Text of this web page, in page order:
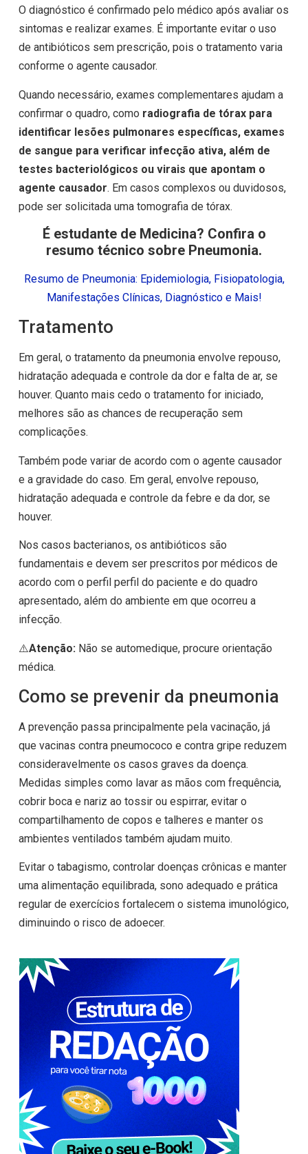
O diagnóstico é confirmado pelo médico após avaliar os
sintomas e realizar exames. É importante evitar o uso
de antibióticos sem prescrição, pois o tratamento varia
conforme o agente causador.
Quando necessário, exames complementares ajudam a
confirmar o quadro, como radiografia de tórax para
identificar lesões pulmonares específicas, exames
de sangue para verificar infecção ativa, além de
testes bacteriológicos ou virais que apontam o
agente causador. Em casos complexos ou duvidosos,
pode ser solicitada uma tomografia de tórax.
É estudante de Medicina? Confira o
resumo técnico sobre Pneumonia.
Resumo de Pneumonia: Epidemiologia, Fisiopatologia,
Manifestações Clínicas, Diagnóstico e Mais!
Tratamento
Em geral, o tratamento da pneumonia envolve repouso,
hidratação adequada e controle da dor e falta de ar, se
houver. Quanto mais cedo o tratamento for iniciado,
melhores são as chances de recuperação sem
complicações.
Também pode variar de acordo com o agente causador
e a gravidade do caso. Em geral, envolve repouso,
hidratação adequada e controle da febre e da dor, se
houver.
Nos casos bacterianos, os antibióticos são
fundamentais e devem ser prescritos por médicos de
acordo com o perfil perfil do paciente e do quadro
apresentado, além do ambiente em que ocorreu a
infecção.
⚠️Atenção: Não se automedique, procure orientação
médica.
Como se prevenir da pneumonia
A prevenção passa principalmente pela vacinação, já
que vacinas contra pneumococo e contra gripe reduzem
consideravelmente os casos graves da doença.
Medidas simples como lavar as mãos com frequência,
cobrir boca e nariz ao tossir ou espirrar, evitar o
compartilhamento de copos e talheres e manter os
ambientes ventilados também ajudam muito.
Evitar o tabagismo, controlar doenças crônicas e manter
uma alimentação equilibrada, sono adequado e prática
regular de exercícios fortalecem o sistema imunológico,
diminuindo o risco de adoecer.